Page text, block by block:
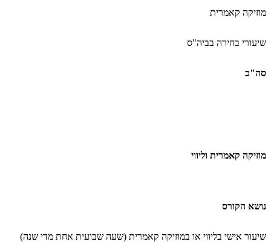
מוזיקה קאמרית
שיעורי בחירה בביה"ס
סה"כ
מוזיקה קאמרית וליווי
נושא הקורס
שיעור אישי בליווי או במוזיקה קאמרית (שעה שבועית אחת מדי שנה(